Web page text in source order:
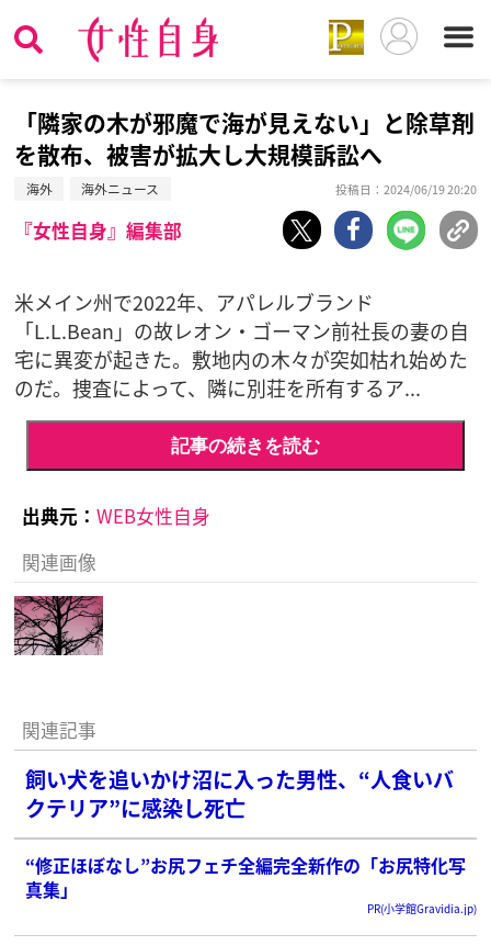
「隣家の木が邪魔で海が見えない」と除草剤
を散布、被害が拡大し大規模訴訟へ
海外 海外ニュース 投稿日：2024/06/19 20:20
『女性自身』編集部
米メイン州で2022年、アパレルブランド
「L.L.Bean」の故レオン・ゴーマン前社長の妻の自
宅に異変が起きた。敷地内の木々が突如枯れ始めた
のだ。捜査によって、隣に別荘を所有するア...
記事の続きを読む
出典元： WEB女性自身
関連画像
関連記事
飼い犬を追いかけ沼に入った男性、“人食いバ
クテリア”に感染し死亡
“修正ほぼなし”お尻フェチ全編完全新作の「お尻特化写
真集」
PR(小学館Gravidia.jp)